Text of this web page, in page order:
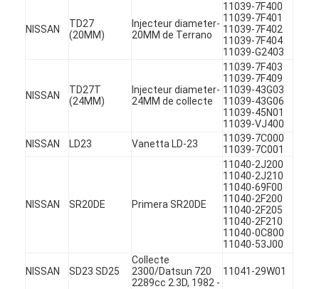
À propos de nous
Contrôle de la qualité
NISSAN
TD27
(20MM)
Injecteur diameter-
20MM de Terrano
11039-7F400
11039-7F401
11039-7F402
11039-7F404
11039-G2403
NISSAN
TD27T
(24MM)
Injecteur diameter-
24MM de collecte
11039-7F403
11039-7F409
11039-43G03
11039-43G06
11039-45N01
11039-VJ400
NISSAN
LD23 Vanetta LD-23
11039-7C000
11039-7C001
NISSAN SR20DE Primera SR20DE
11040-2J200
11040-2J210
11040-69F00
11040-2F200
11040-2F205
11040-2F210
11040-0C800
11040-53J00
NISSAN SD23 SD25
Collecte
2300/Datsun 720
2289cc 2.3D, 1982 -
11041-29W01